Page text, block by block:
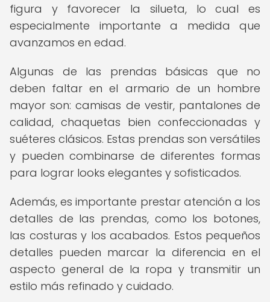
figura y favorecer la silueta, lo cual es
especialmente importante a medida que
avanzamos en edad.
Algunas de las prendas básicas que no
deben faltar en el armario de un hombre
mayor son: camisas de vestir, pantalones de
calidad, chaquetas bien confeccionadas y
suéteres clásicos. Estas prendas son versátiles
y pueden combinarse de diferentes formas
para lograr looks elegantes y sofisticados.
Además, es importante prestar atención a los
detalles de las prendas, como los botones,
las costuras y los acabados. Estos pequeños
detalles pueden marcar la diferencia en el
aspecto general de la ropa y transmitir un
estilo más refinado y cuidado.